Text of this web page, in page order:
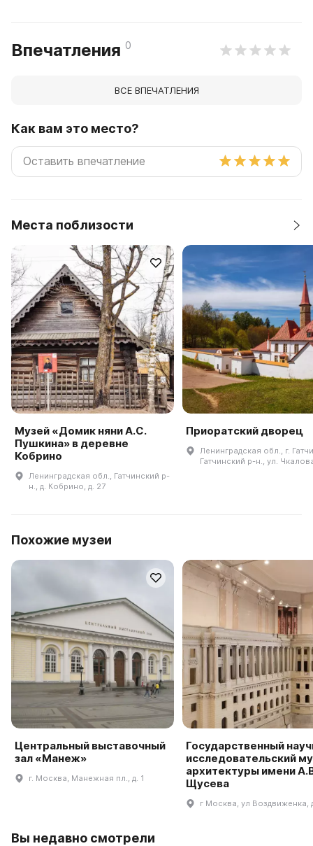
Впечатления 0
ВСЕ ВПЕЧАТЛЕНИЯ
Как вам это место?
Места поблизости
Музей «Домик няни А.С.
Пушкина» в деревне
Кобрино
Ленинградская обл., Гатчинский р-
н., д. Кобрино, д. 27
Приоратский дворец
Ленинградская обл., г.
Гатчинский р-н., ул.
Похожие музеи
Центральный выставочный
зал «Манеж»
г. Москва, Манежная пл., д. 1
Государственный
исследовательский
архитектуры имени
Щусева
г Москва, ул Воздвиженка,
Вы недавно смотрели